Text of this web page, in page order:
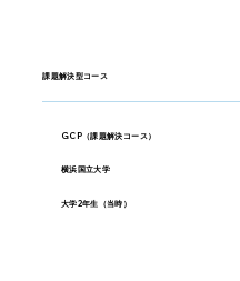
課題解決型コース
GCP（課題解決コース）
横浜国立大学
大学2年生（当時）